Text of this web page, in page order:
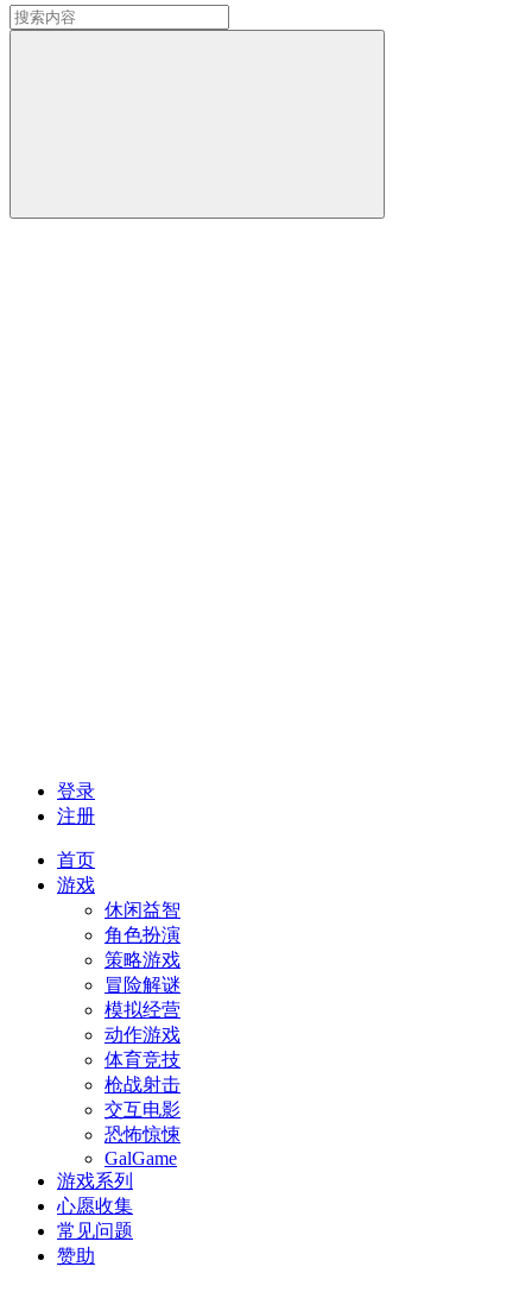
登录
注册
首页
游戏
休闲益智
角色扮演
策略游戏
冒险解谜
模拟经营
动作游戏
体育竞技
枪战射击
交互电影
恐怖惊悚
GalGame
游戏系列
心愿收集
常见问题
赞助